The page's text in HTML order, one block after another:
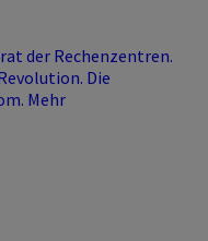
der Rechenzentren.
Die
Mehr